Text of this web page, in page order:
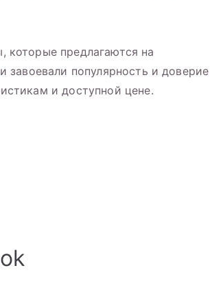
предлагаются на
популярность и доверие
и доступной цене.